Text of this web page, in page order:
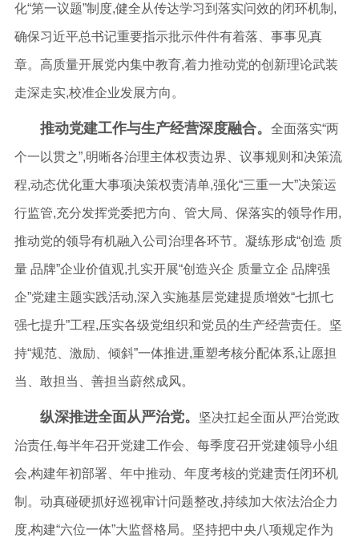
化“第一议题”制度,健全从传达学习到落实问效的闭环机制,
确保习近平总书记重要指示批示件件有着落、事事见真
章。高质量开展党内集中教育,着力推动党的创新理论武装
走深走实,校准企业发展方向。
推动党建工作与生产经营深度融合。 全面落实“两
个一以贯之”,明晰各治理主体权责边界、议事规则和决策流
程,动态优化重大事项决策权责清单,强化“三重一大”决策运
行监管,充分发挥党委把方向、管大局、保落实的领导作用,
推动党的领导有机融入公司治理各环节。凝练形成“创造 质
量 品牌”企业价值观,扎实开展“创造兴企 质量立企 品牌强
企”党建主题实践活动,深入实施基层党建提质增效“七抓七
强七提升”工程,压实各级党组织和党员的生产经营责任。坚
持“规范、激励、倾斜”一体推进,重塑考核分配体系,让愿担
当、敢担当、善担当蔚然成风。
纵深推进全面从严治党。 坚决扛起全面从严治党政
治责任,每半年召开党建工作会、每季度召开党建领导小组
会,构建年初部署、年中推动、年度考核的党建责任闭环机
制。动真碰硬抓好巡视审计问题整改,持续加大依法治企力
度,构建“六位一体”大监督格局。坚持把中央八项规定作为